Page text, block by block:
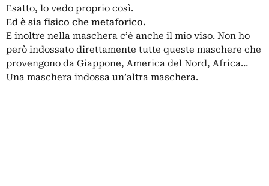
Esatto, lo vedo proprio così.
Ed è sia fisico che metaforico.
E inoltre nella maschera c’è anche il mio viso. Non ho
però indossato direttamente tutte queste maschere che
provengono da Giappone, America del Nord, Africa…
Una maschera indossa un’altra maschera.